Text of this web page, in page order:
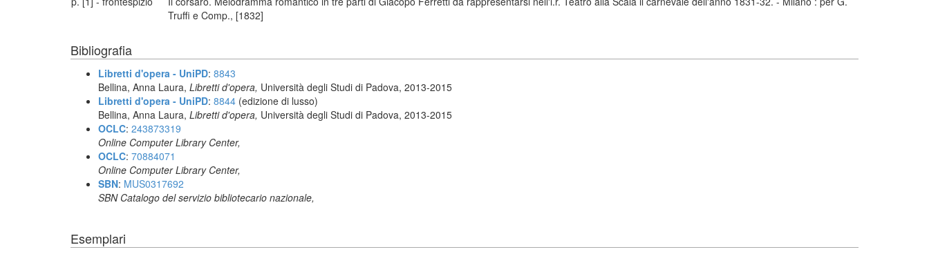
Truffi e Comp., [1832]
Bibliografia
Libretti d'opera - UniPD: 8843
Bellina, Anna Laura, Libretti d'opera, Università degli Studi di Padova, 2013-2015
Libretti d'opera - UniPD: 8844 (edizione di lusso)
Bellina, Anna Laura, Libretti d'opera, Università degli Studi di Padova, 2013-2015
OCLC: 243873319
Online Computer Library Center,
OCLC: 70884071
Online Computer Library Center,
SBN: MUS0317692
SBN Catalogo del servizio bibliotecario nazionale,
Esemplari